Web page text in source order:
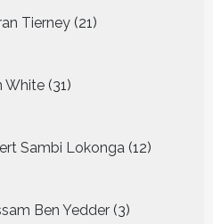
Tierney 21
producten
White 31
producten
Sambi Lokonga 12
Ben Yedder 3
producten